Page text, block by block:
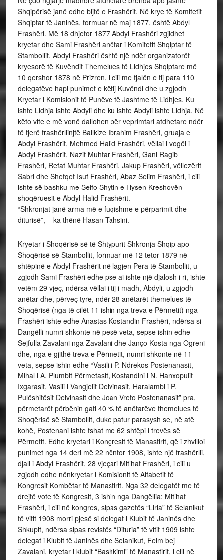
Shqipërisë janë edhe bijtë e Frashërit. Në krye të Komitetit
Shqiptar të Janinës, formuar në maj 1877, është Abdyl
Frashëri. Më 18 dhjetor 1877 Abdyl Frashëri zgjidhet
kryetar dhe Sami Frashëri anëtar i Komitetit Shqiptar të
Stambollit. Abdyl Frashëri është një ndër organizatorët
kryesorë të Kuvëndit Themelues të Lidhjes Shqiptare më
10 qershor 1878 në Prizren, i cili me fjalën e tij para 110
delegatëve hapi punimet e këtij Kuvëndi dhe u zgjodh
Kryetar i Komisionit të Punëve të Jashtme të Lidhjes. Ku
ishte Lidhja ishte Abdyli dhe ku ishte Abdyli ishte Lidhja. Në
këto vite e më vonë dallohen për veprimtari atdhetare ndër
të tjerë frashërllinjtë Ballkize Ibrahim Frashëri, gruaja e
Abdyl Frashërit, Mehmed Halid Frashëri, vëllai i vogël i
Abdyl Frashërit, Nazif Muhtar Frashëri, Gani Ragib
Frashëri, Refat Muhtar Frashëri, Jakup Frashëri, vëllezërit
Sabri dhe Shefqet Isuf Frashëri, Abaz Selim Frashëri, i cili
ishte së bashku me Selfo Shytin e Hysen Kreshovën
shoqëruesit e Abdyl Halid Frashërit.
“Shkronjat janë arma më e fuqishme e përparimit dhe
diturisë”, – ka thënë Hasan Tahsini.
Kryetar i Shoqërisë së të Shtypurit Shkronja Shqip apo
Shoqërisë së Stambollit, formuar më 12 tetor 1879 në
shtëpinë e Abdyl Frashërit në lagjen Pera të Stambollit, u
zgjodh Sami Frashëri edhe pse ai ishte një djalosh i ri, ishte
vetëm 29 vjeç, ndërsa vëllai i tij i madh, Abdyli, u zgjodh
anëtar dhe, përveç tyre, ndër 28 anëtarët themelues të
Shoqërisë (nga të cilët 11 ishin nga treva e Përmetit) nga
Frashëri ishte edhe Anastas Kostandin Frashëri, ndërsa si
Dangëlli numri shkonte në pesë veta, sepse ishin edhe
Sejfulla Zavalani nga Zavalani dhe Janço Kosta nga Ogreni
dhe, nga e gjithë treva e Përmetit, numri shkonte në 11
veta, sepse ishin edhe “Vasili i P. Ndrekos Postenanasit,
Mihal i A. Plumbit Përmetasit, Kostandini i N. Hanxopulit
Ixgarasit, Vasili i Vangjelit Delvinasit, Haralambi i P.
Pulëshitësit Delvinasit dhe Joan Vreto Postenanasit” pra,
përmetarët përbënin gati 40 % të anëtarëve themelues të
Shoqërisë së Stambollit, duke patur parasysh se, në atë
kohë, Postenani ishte fshat me 62 shtëpi i trevës së
Përmetit. Edhe kryetari i Kongresit të Manastirit, që i zhvilloi
punimet nga 14 deri më 22 nëntor 1908, ishte një frashërlli,
djali i Abdyl Frashërit, 28 vjeçari Mit’hat Frashëri, i cili u
zgjodh edhe nënkryetar i Komisionit të Alfabetit të
Kongresit Kombëtar të Manastirit. Nga 32 delegatët me të
drejtë vote të Kongresit, 3 ishin nga Dangëllia: Mit’hat
Frashëri, i cili në kongres, sipas gazetës “Liria” të Selanikut
të vitit 1908 morri pjesë si delegat i Klubit të Janinës dhe
Shkupit, ndërsa sipas revistës “Dituria” të vitit 1909 ishte
delegat i Klubit të Janinës dhe Selanikut, Feim bej
Zavalani, kryetar i klubit “Bashkimi” të Manastirit, i cili në